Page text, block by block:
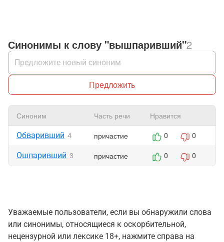
Синонимы к слову "вышпаривший"2
Предложить
Синоним Часть речи Нравится
Обваривший 4 причастие 0 0
Ошпаривший 3 причастие 0 0
Уважаемые пользователи, если вы обнаружили слова
или синонимы, относящиеся к оскорбительной,
нецензурной или лексике 18+, нажмите справа на